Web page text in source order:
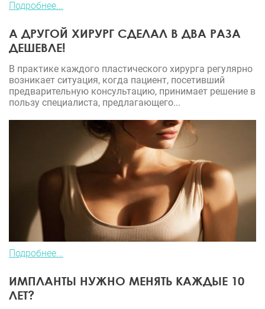
Подробнее...
А ДРУГОЙ ХИРУРГ СДЕЛАЛ В ДВА РАЗА
ДЕШЕВЛЕ!
В практике каждого пластического хирурга регулярно
возникает ситуация, когда пациент, посетивший
предварительную консультацию, принимает решение в
пользу специалиста, предлагающего...
Подробнее...
ИМПЛАНТЫ НУЖНО МЕНЯТЬ КАЖДЫЕ 10
ЛЕТ?